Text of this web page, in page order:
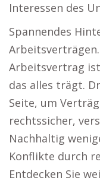
Interessen des
Spannendes
Arbeitsvertrag
das alles trägt.
Seite, um
rechtssicher,
Nachhaltig
Konflikte durch
Entdecken Sie